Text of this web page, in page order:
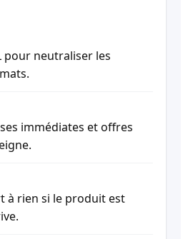
pour neutraliser les
immédiates et offres
à rien si le produit est